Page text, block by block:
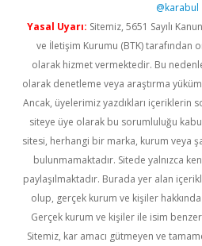
@karabul
Yasal Uyarı: Sitemiz, 5651 Sayılı
ve İletişim Kurumu (BTK) tarafından
olarak hizmet vermektedir. Bu
olarak denetleme veya araştırma
Ancak, üyelerimiz yazdıkları içeriklerin
siteye üye olarak bu sorumluluğu
sitesi, herhangi bir marka, kurum veya
bulunmamaktadır. Sitede yalnızca
paylaşılmaktadır. Burada yer alan
olup, gerçek kurum ve kişiler
Gerçek kurum ve kişiler ile isim
Sitemiz, kar amacı gütmeyen ve